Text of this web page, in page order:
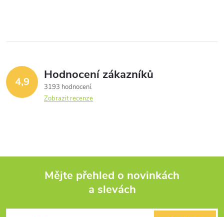
4,9 Hodnocení zákazníků
3193 hodnocení
Zobrazit recenze
Mějte přehled o novinkách
a slevách